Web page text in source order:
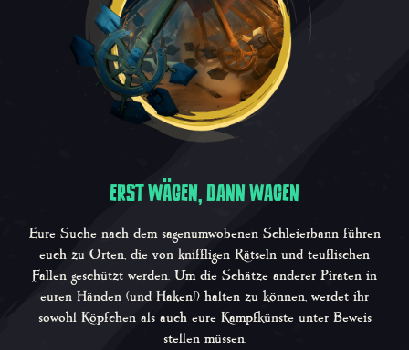
ERST WÄGEN, DANN WAGEN
Eure Suche nach dem sagenumwobenen Schleierbann führen
euch zu Orten, die von kniffligen Rätseln und teuflischen
Fallen geschützt werden. Um die Schätze anderer Piraten in
euren Händen (und Haken!) halten zu können, werdet ihr
sowohl Köpfchen als auch eure Kampfkünste unter Beweis
stellen müssen.